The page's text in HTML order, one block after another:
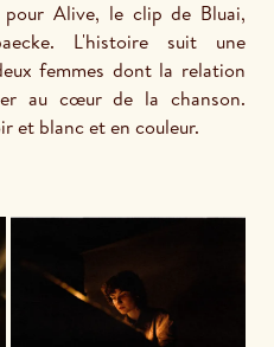
L'histoire suit une
femmes dont la relation
au cœur de la chanson.
et blanc et en couleur.